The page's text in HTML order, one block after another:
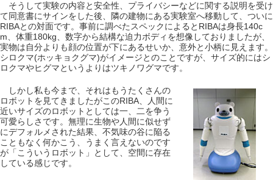
そうして実験の内容と安全性、プライバシーなどに関する説明を受け
て同意書にサインをした後、隣の建物にある実験室へ移動して、ついに
RIBAとの対面です。事前に調べたスペックによるとRIBAは身長140c
m、体重180kg、数字から結構な迫力ボディを想像しておりましたが、
実物は自分よりも顔の位置が下にあるせいか、意外と小柄に見えます。
シロクマ(ホッキョクグマ)がイメージとのことですが、サイズ的にはシ
ロクマやヒグマというよりはツキノワグマです。
しかし私も今まで、それはもうたくさんの
ロボットを見てきましたがこのRIBA、人間に
近いサイズのロボットとしては一、二を争う
可愛らしさです。無理に生物や人間に似せず
にデフォルメされた結果、不気味の谷に陥る
こともなく何かこう、うまく言えないのです
が「こういうロボット」として、空間に存在
している感じです。